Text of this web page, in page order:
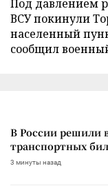
Под давлением
ВСУ покинули
населенный
сообщил
В России решили
транспортных
3 минуты назад